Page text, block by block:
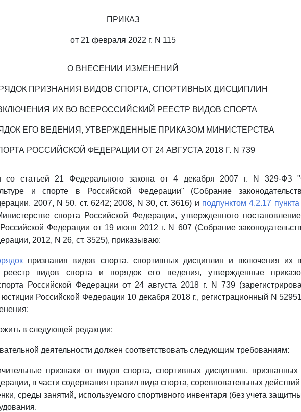
ПРИКАЗ
от 21 февраля 2022 г. N 115
О ВНЕСЕНИИ ИЗМЕНЕНИЙ
ПРИЗНАНИЯ ВИДОВ СПОРТА, СПОРТИВНЫХ ДИСЦИПЛИН
ИХ ВО ВСЕРОССИЙСКИЙ РЕЕСТР ВИДОВ СПОРТА
ЕГО ВЕДЕНИЯ, УТВЕРЖДЕННЫЕ ПРИКАЗОМ МИНИСТЕРСТВА
РОССИЙСКОЙ ФЕДЕРАЦИИ ОТ 24 АВГУСТА 2018 Г. N 739
со статьей 21 Федерального закона от 4 декабря 2007 г. N 329-ФЗ
и спорте в Российской Федерации" (Собрание
2007, N 50, ст. 6242; 2008, N 30, ст. 3616) и подпунктом 4.2.17
спорта Российской Федерации, утвержденного
Федерации от 19 июня 2012 г. N 607 (Собрание
2012, N 26, ст. 3525), приказываю:
признания видов спорта, спортивных дисциплин и включения их
реестр видов спорта и порядок его ведения, утвержденные
Российской Федерации от 24 августа 2018 г. N 739
Российской Федерации 10 декабря 2018 г., регистрационный N
в следующей редакции:
деятельности должен соответствовать следующим требованиям:
признаки от видов спорта, спортивных дисциплин, признанных
в части содержания правил вида спорта, соревновательных действий
среды занятий, используемого спортивного инвентаря (без учета